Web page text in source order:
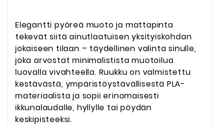
Elegantti pyöreä muoto ja mattapinta
tekevät siitä ainutlaatuisen yksityiskohdan
jokaiseen tilaan – täydellinen valinta sinulle,
joka arvostat minimalistista muotoilua
luovalla vivahteella. Ruukku on valmistettu
kestävästä, ympäristöystävällisestä PLA-
materiaalista ja sopii erinomaisesti
ikkunalaudalle, hyllylle tai pöydän
keskipisteeksi.